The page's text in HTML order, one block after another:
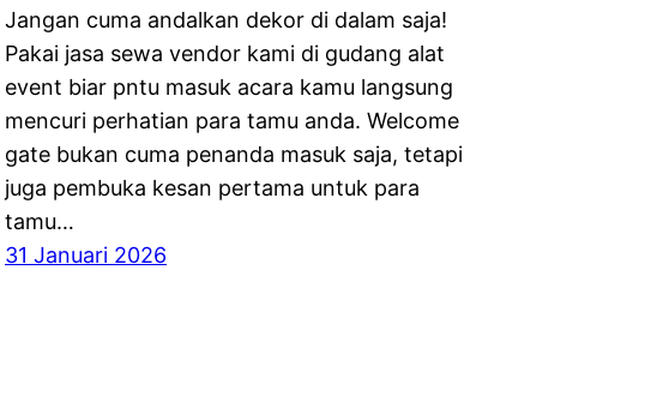
Jangan cuma andalkan dekor di dalam saja!
Pakai jasa sewa vendor kami di gudang alat
event biar pntu masuk acara kamu langsung
mencuri perhatian para tamu anda. Welcome
gate bukan cuma penanda masuk saja, tetapi
juga pembuka kesan pertama untuk para
tamu…
31 Januari 2026